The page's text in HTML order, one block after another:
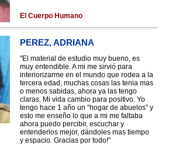
El Cuerpo Humano
PEREZ, ADRIANA
"El material de estudio muy bueno, es
muy entendible. A mi me sirvió para
interiorizarme en el mundo que rodea a la
tercera edad, muchas cosas las tenia mas
o menos sabidas, ahora ya las tengo
claras. Mi vida cambio para positivo. Yo
tengo hace 1 año un “hogar de abuelos” y
esto me enseño lo que a mi me faltaba
ahora puedo percibir, escuchar y
entenderlos mejor, dándoles mas tiempo
y espacio. Gracias por todo!"